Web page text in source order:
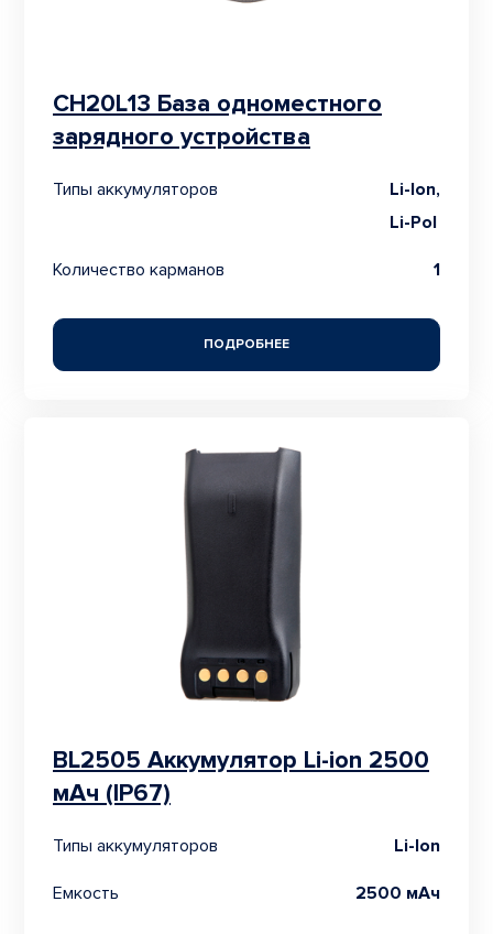
CH20L13 База одноместного
зарядного устройства
Типы аккумуляторов
Li-Ion,
Li-Pol
Количество карманов 1
ПОДРОБНЕЕ
BL2505 Аккумулятор Li-ion 2500
мАч (IP67)
Типы аккумуляторов Li-Ion
Емкость 2500 мАч